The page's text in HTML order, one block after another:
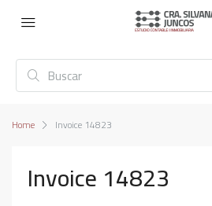
Home Invoice 14823
Invoice 14823